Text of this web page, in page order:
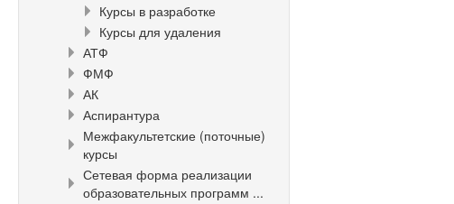
Курсы в разработке
Курсы для удаления
АТФ
ФМФ
АК
Аспирантура
Межфакультетские (поточные)
курсы
Сетевая форма реализации
образовательных программ ...